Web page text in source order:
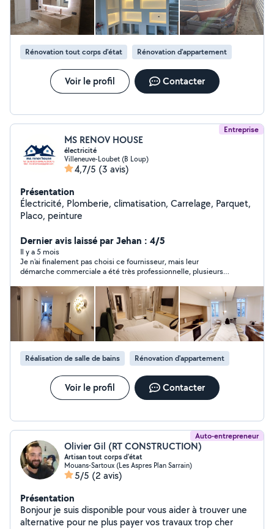
Rénovation tout corps d’état Rénovation d'appartement
Voir le profil Contacter
Entreprise
MS RENOV HOUSE
électricité
Villeneuve-Loubet (B Loup)
4,7/5 (3 avis)
Présentation
Électricité, Plomberie, climatisation, Carrelage, Parquet,
Placo, peinture
Dernier avis laissé par Jehan : 4/5
Il y a 5 mois
Je n'ai finalement pas choisi ce fournisseur, mais leur
démarche commerciale a été très professionnelle, plusieurs
compris mon projet.
Réalisation de salle de bains Rénovation d'appartement
Voir le profil Contacter
Auto-entrepreneur
Olivier Gil (RT CONSTRUCTION)
Artisan tout corps d'état
Mouans-Sartoux (Les Aspres Plan Sarrain)
5/5 (2 avis)
Présentation
Bonjour je suis disponible pour vous aider à trouver une
alternative pour ne plus payer vos travaux trop cher